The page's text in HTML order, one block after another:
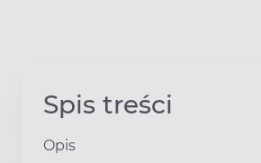
Spis treści
Opis